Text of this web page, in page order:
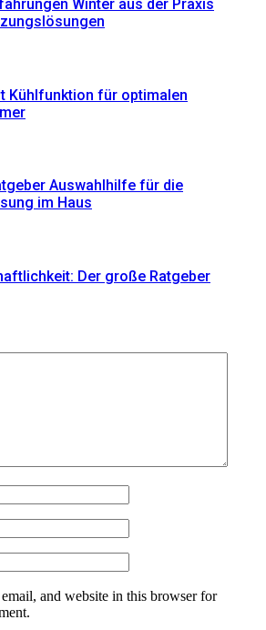
Winter aus der Praxis
Kühlfunktion für optimalen
Auswahlhilfe für die
im Haus
Der große Ratgeber
and website in this browser for